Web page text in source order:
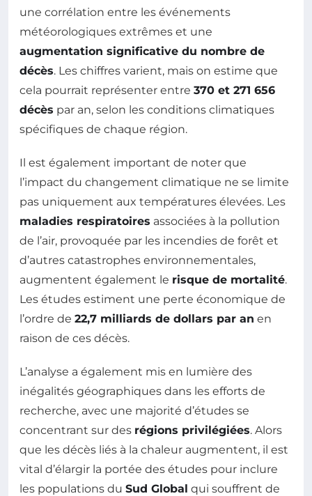
une corrélation entre les événements
météorologiques extrêmes et une
augmentation significative du nombre de
décès. Les chiffres varient, mais on estime que
cela pourrait représenter entre 370 et 271 656
décès par an, selon les conditions climatiques
spécifiques de chaque région.
Il est également important de noter que
l’impact du changement climatique ne se limite
pas uniquement aux températures élevées. Les
maladies respiratoires associées à la pollution
de l’air, provoquée par les incendies de forêt et
d’autres catastrophes environnementales,
augmentent également le risque de mortalité.
Les études estiment une perte économique de
l’ordre de 22,7 milliards de dollars par an en
raison de ces décès.
L’analyse a également mis en lumière des
inégalités géographiques dans les efforts de
recherche, avec une majorité d’études se
concentrant sur des régions privilégiées. Alors
que les décès liés à la chaleur augmentent, il est
vital d’élargir la portée des études pour inclure
les populations du Sud Global qui souffrent de